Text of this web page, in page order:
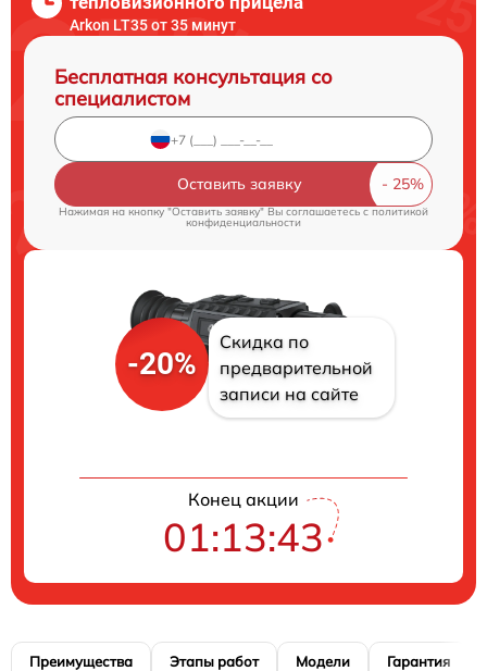
Arkon LT35 от 35 минут
Бесплатная консультация со
специалистом
Оставить заявку
Нажимая на кнопку "Оставить заявку" Вы соглашаетесь c политикой
конфиденциальности
-20%
Скидка по
предварительной
записи на сайте
Конец акции
01:13:41
Преимущества Этапы работ Модели Гарантия